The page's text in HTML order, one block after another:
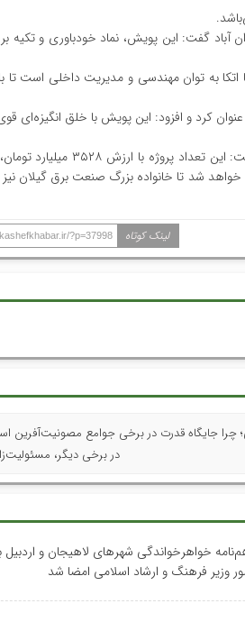
آباد گفت: این پویش، نماد خودباوری و تکیه
به توان مهندسی و مدیریت داخلی است تا
کرد و افزود: این پویش با خلق انگیزه‌ای
سلیمانی با اشاره به افتتاح و بهره‌برداری از ۱۲ پروژه برقی شرکت برق منطقه‌ای گیلان در هفته دولت گفت:
شد تا خانواده بزرگ صنعت برق گیلان نیز
لینک کوتاه ?p=37998
چرا جایگاه قدرت در برخی جوامع مصونیت‌آفرین
در برخی دیگر،
خواهرخواندگی شهرهای لاهیجان و اردبیل
وزیر فرهنگ و ارشاد اسلامی امضا شد